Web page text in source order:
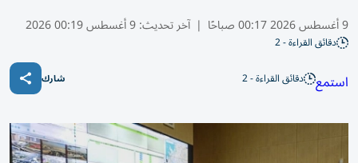
9 أغسطس 2026 00:17 صباحًا | آخر تحديث:9 أغسطس 00:19 2026
دقائق القراءة - 2
استمع دقائق القراءة - 2 شارك